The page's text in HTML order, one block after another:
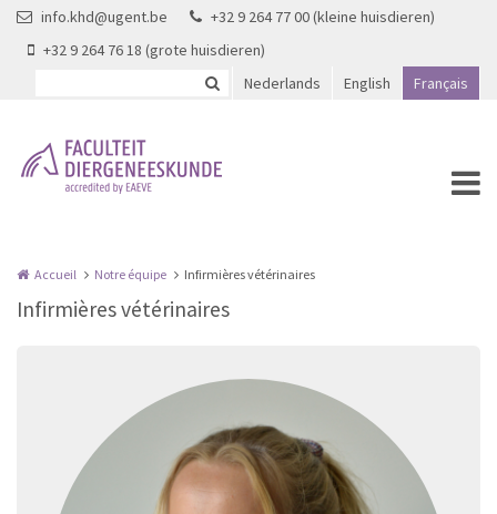
Aller au contenu principal
info.khd@ugent.be
+32 9 264 77 00 (kleine huisdieren)
+32 9 264 76 18 (grote huisdieren)
Nederlands
English Français
Accueil Notre équipe Infirmières vétérinaires
Infirmières vétérinaires